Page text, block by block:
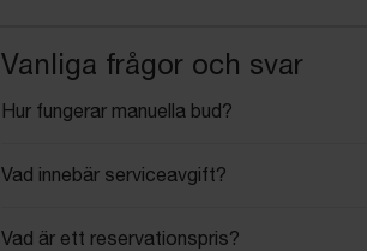
Vanliga frågor och svar
Hur fungerar manuella bud?
Vad innebär serviceavgift?
Vad är ett reservationspris?